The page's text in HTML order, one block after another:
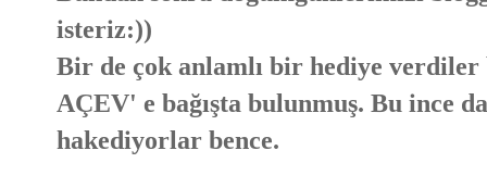
isteriz:))
Bir de çok anlamlı bir hediye verdiler
AÇEV' e bağışta bulunmuş. Bu ince
hakediyorlar bence.